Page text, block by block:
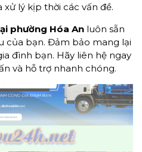
lý kịp thời các vấn đề.
phường Hóa An luôn sẵn
của bạn. Đảm bảo mang lại
đình bạn. Hãy liên hệ ngay
và hỗ trợ nhanh chóng.